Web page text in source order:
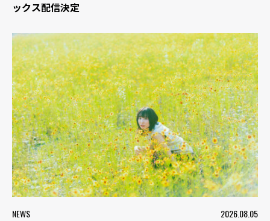
ックス配信決定
NEWS 2026.08.05